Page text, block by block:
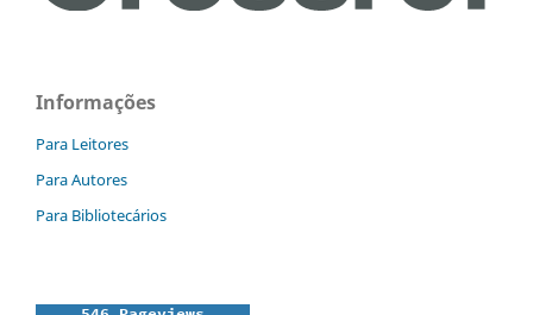
Informações
Para Leitores
Para Autores
Para Bibliotecários